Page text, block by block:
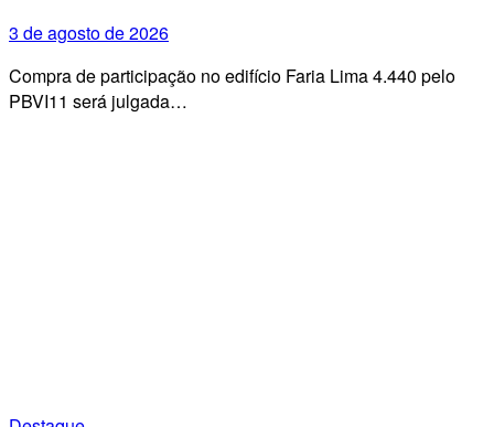
3 de agosto de 2026
Compra de participação no edifício Faria Lima 4.440 pelo
PBVI11 será julgada…